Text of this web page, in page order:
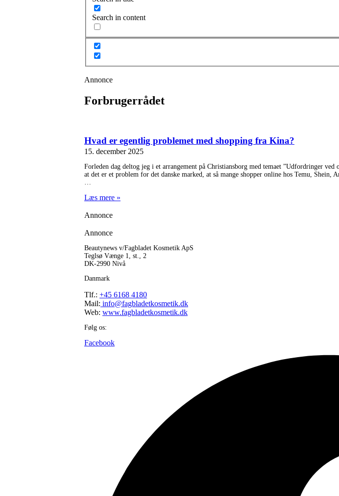
Search in content
Annonce
Forbrugerrådet
Hvad er egentlig problemet med shopping fra Kina?
15. december 2025
Forleden dag deltog jeg i et arrangement på Christiansborg med temaet ”Udfordringer
at det er et problem for det danske marked, at så mange shopper online hos Temu, Shein,
Læs mere »
Annonce
Annonce
Beautynews v/Fagbladet Kosmetik ApS
Teglsø Vænge 1, st., 2
DK-2990 Nivå
Danmark
Tlf.: +45 6168 4180
Mail: info@fagbladetkosmetik.dk
Web: www.fagbladetkosmetik.dk
Følg os:
Facebook